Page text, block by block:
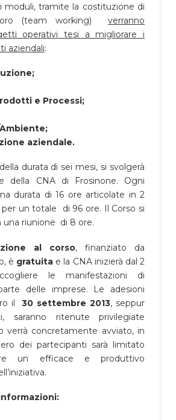
moduli, tramite la costituzione di
(team working)verranno
operativi tesi a migliorare i
aziendali:
e Processi;
aziendale.
durata di sei mesi, si svolgerà
della CNA di Frosinone. Ogni
durata di 16 ore articolate in 2
un totale di 96 ore. Il Corso si
una riunione di 8 ore.
al corso, finanziato da
è gratuita e la CNA inizierà dal 2
le manifestazioni di
delle imprese. Le adesioni
il30 settembre 2013, seppur
saranno ritenute privilegiate
verrà concretamente avviato, in
dei partecipanti sarà limitato
un efficace e produttivo